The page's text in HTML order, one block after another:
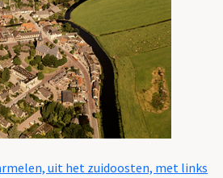
uit het zuidoosten, met links